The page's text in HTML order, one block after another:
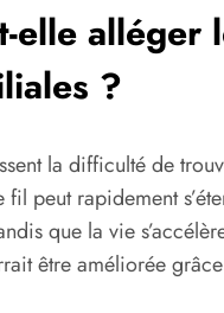
elle alléger
?
la difficulté de
peut rapidement
que la vie
être améliorée